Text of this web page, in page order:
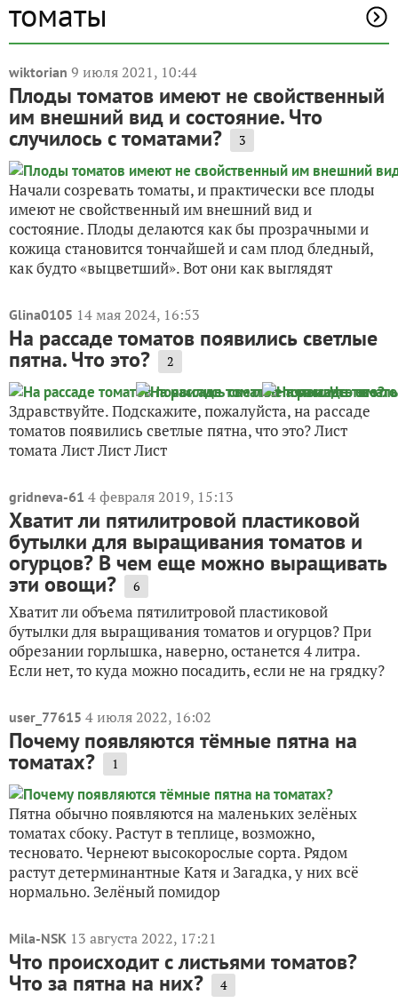
томаты
wiktorian 9 июля 2021, 10:44
Плоды томатов имеют не свойственный
им внешний вид и состояние. Что
случилось с томатами? 3
Начали созревать томаты, и практически все плоды
имеют не свойственный им внешний вид и
состояние. Плоды делаются как бы прозрачными и
кожица становится тончайшей и сам плод бледный,
как будто «выцветший». Вот они как выглядят
Glina0105 14 мая 2024, 16:53
На рассаде томатов появились светлые
пятна. Что это? 2
Здравствуйте. Подскажите, пожалуйста, на рассаде
томатов появились светлые пятна, что это? Лист
томата Лист Лист Лист
gridneva-61 4 февраля 2019, 15:13
Хватит ли пятилитровой пластиковой
бутылки для выращивания томатов и
огурцов? В чем еще можно выращивать
эти овощи? 6
Хватит ли объема пятилитровой пластиковой
бутылки для выращивания томатов и огурцов? При
обрезании горлышка, наверно, останется 4 литра.
Если нет, то куда можно посадить, если не на грядку?
user_77615 4 июля 2022, 16:02
Почему появляются тёмные пятна на
томатах? 1
Пятна обычно появляются на маленьких зелёных
томатах сбоку. Растут в теплице, возможно,
тесновато. Чернеют высокорослые сорта. Рядом
растут детерминантные Катя и Загадка, у них всё
нормально. Зелёный помидор
Mila-NSK 13 августа 2022, 17:21
Что происходит с листьями томатов?
Что за пятна на них? 4